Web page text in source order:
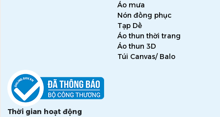
Áo mưa
Nón đồng phục
Tạp Dề
Áo thun thời trang
Áo thun 3D
Túi Canvas/ Balo
Thời gian hoạt động